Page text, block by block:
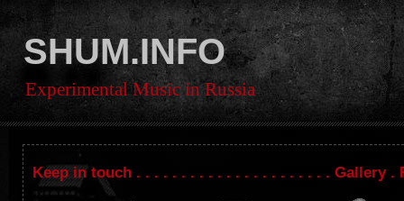
SHUM.INFO
Experimental Music in Russia
Keep in touch . . . . . . . . . . . . . . . . . . . . . . Gallery .